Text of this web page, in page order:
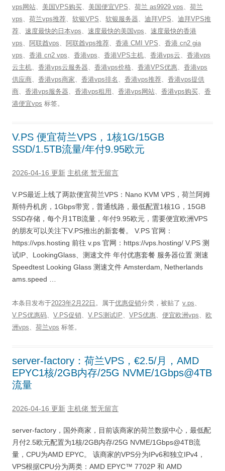
vps网站、 美国VPS购买、 美国便宜VPS、 荷兰 as9929 vps、 荷兰
vps、 荷兰vps推荐、 软银VPS、 软银服务器、 迪拜VPS、 迪拜VPS推
荐、 速度最快的日本vps、 速度最快的美国vps、 速度最快的香港
vps、 阿联酋vps、 阿联酋vps推荐、 香港 CMI VPS、 香港 cn2 gia
vps、 香港 cn2 vps、 香港vps、 香港VPS主机、 香港vps云、 香港vps
云主机、 香港vps云服务器、 香港vps价格、 香港VPS优惠、 香港vps
供应商、 香港vps商家、 香港vps排名 、 香港vps推荐、 香港vps提供
商、 香港vps服务器、 香港vps租用 、 香港vps网站、 香港vps购买、 香
港便宜vps 标签。
V.PS 便宜荷兰VPS，1核1G/15GB
SSD/1.5TB流量/年付9.95欧元
2026-04-16 更新 主机佬 暂无留言
V.PS最近上线了两款便宜荷兰VPS：Nano KVM VPS，荷兰阿姆
斯特丹机房，1Gbps带宽，普通线路，最低配置1核1G，15GB
SSD存储，每个月1TB流量，年付9.95欧元，需要便宜欧洲VPS
的朋友可以关注下V.PS推出的新套餐。 V.PS 官网：
https://vps.hosting 前往 v.ps 官网：https://vps.hosting/ V.PS 测
试IP、LookingGlass、测速文件 年付优惠套餐 服务器位置 测速
Speedtest Looking Glass 测速文件 Amsterdam, Netherlands
ams.speed …
本条目发布于2023年2月22日 。属于优惠促销分类，被贴了 v.ps、
V.PS优惠码、 V.PS促销、 V.PS测试IP、 VPS优惠、 便宜欧洲vps、 欧
洲vps、 荷兰vps 标签。
server-factory：荷兰VPS，€2.5/月，AMD
EPYC1核/2GB内存/25G NVME/1Gbps@4TB
流量
2026-04-16 更新 主机佬 暂无留言
server-factory，国外商家，目前该商家的荷兰数据中心，最低配
月付2.5欧元配置为1核/2GB内存/25G NVME/1Gbps@4TB流
量，CPU为AMD EPYC。 该商家的VPS分为IPv6和独立IPv4，
VPS根据CPU分为两类：AMD EPYC™ 7702P 和 AMD